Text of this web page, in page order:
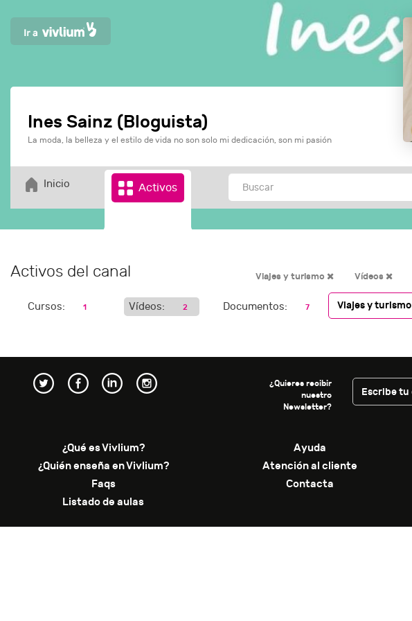
Ines Sainz (Bloguista)
La moda, la belleza y el estilo de vida no son solo mi dedicación, son mi pasión
Inicio Activos
Activos del canal Vídeos
Viajes y turismo
Cursos: 1 Vídeos: 2 Documentos: 7 Viajes y turismo
¿Quieres recibir
nuestro
Newsletter?
¿Qué es Vivlium? Ayuda
¿Quién enseña en Vivlium?
Atención al cliente
Faqs
Contacta
Listado de aulas